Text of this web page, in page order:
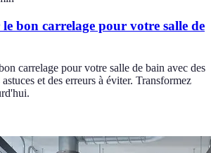
bon carrelage pour votre salle de
carrelage pour votre salle de bain avec des
et des erreurs à éviter. Transformez